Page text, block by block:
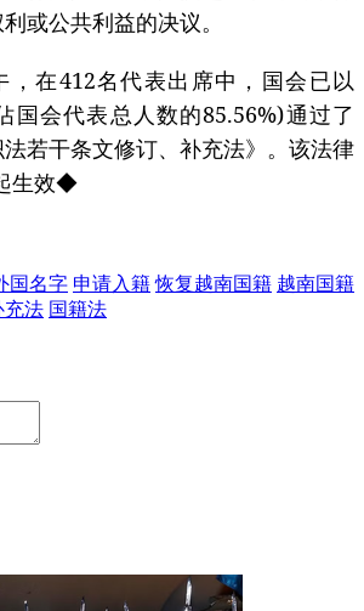
或公共利益的决议。
在412名代表出席中，国会已以
国会代表总人数的85.56%)通过了
法若干条文修订、补充法》。该法律
生效◆
国名字 申请入籍 恢复越南国籍 越南国籍
充法 国籍法